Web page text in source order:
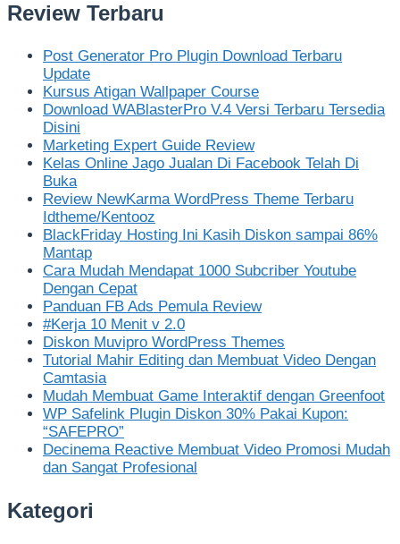
Review Terbaru
Post Generator Pro Plugin Download Terbaru
Update
Kursus Atigan Wallpaper Course
Download WABlasterPro V.4 Versi Terbaru Tersedia
Disini
Marketing Expert Guide Review
Kelas Online Jago Jualan Di Facebook Telah Di
Buka
Review NewKarma WordPress Theme Terbaru
Idtheme/Kentooz
BlackFriday Hosting Ini Kasih Diskon sampai 86%
Mantap
Cara Mudah Mendapat 1000 Subcriber Youtube
Dengan Cepat
Panduan FB Ads Pemula Review
#Kerja 10 Menit v 2.0
Diskon Muvipro WordPress Themes
Tutorial Mahir Editing dan Membuat Video Dengan
Camtasia
Mudah Membuat Game Interaktif dengan Greenfoot
WP Safelink Plugin Diskon 30% Pakai Kupon:
“SAFEPRO”
Decinema Reactive Membuat Video Promosi Mudah
dan Sangat Profesional
Kategori